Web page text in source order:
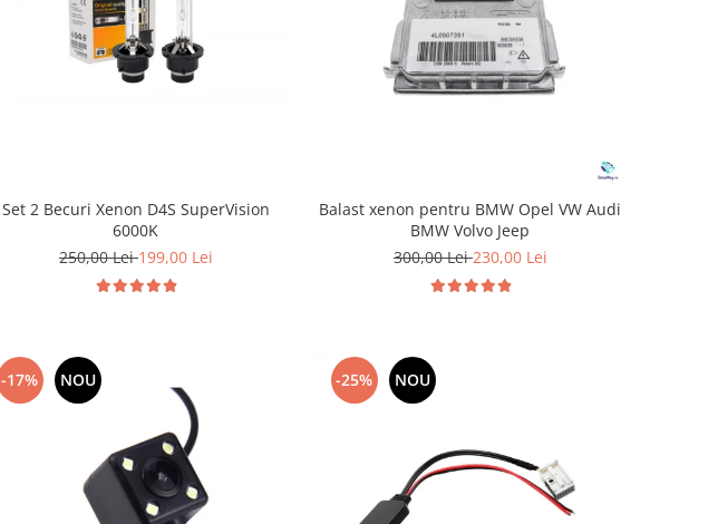
Set 2 Becuri Xenon D4S SuperVision
6000K
250,00 Lei199,00 Lei
Balast xenon pentru BMW Opel VW Audi
BMW Volvo Jeep
300,00 Lei230,00 Lei
-17% NOU -25% NOU